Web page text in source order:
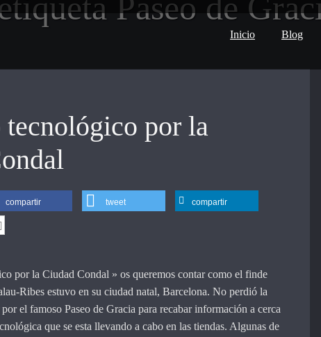
Inicio Blog
tecnológico por la
compartir tweet compartir
por la Ciudad Condal » os queremos contar como el finde
Ribes estuvo en su ciudad natal, Barcelona. No perdió la
el famoso Paseo de Gracia para recabar información a cerca
que se esta llevando a cabo en las tiendas. Algunas de